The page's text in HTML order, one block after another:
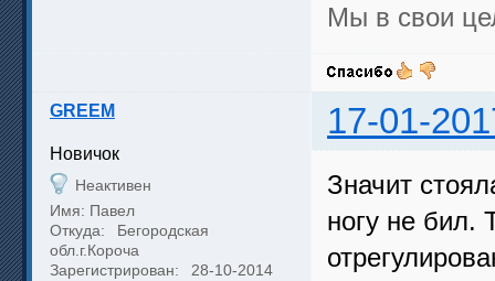
Мы в свои
GREEM 17-01-
Новичок
Неактивен
Имя: Павел
Откуда:
Бегородская
обл.г.Короча
Зарегистрирован:
28-10-2014
Значит
ногу не бил.